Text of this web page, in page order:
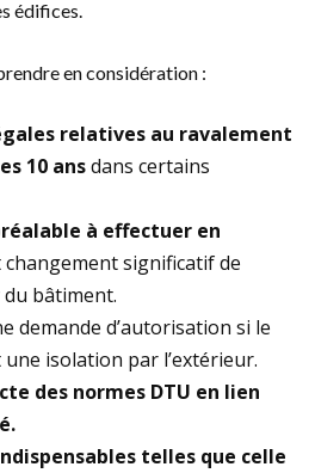
édifices.
en considération :
relatives au ravalement
10 ansdans certains
à effectuer en
significatif de
du bâtiment.
demande d’autorisation si le
isolation par l’extérieur.
des normes DTU en lien
telles que celle